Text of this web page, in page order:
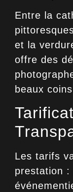
Entre la
et la
offre des
beaux
Les tarifs
prestation :